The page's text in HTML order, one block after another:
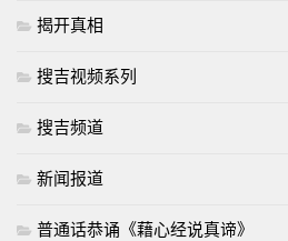
揭开真相
搜吉视频系列
搜吉频道
新闻报道
普通话恭诵《藉心经说真谛》